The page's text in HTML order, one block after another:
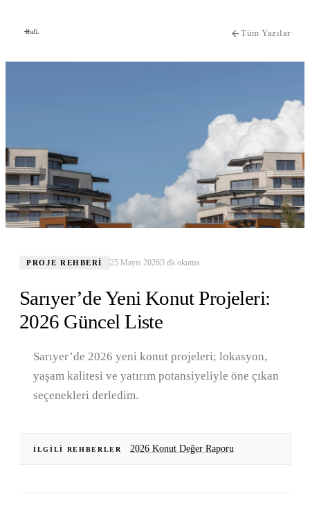
Tüm Yazılar
PROJE REHBERI 25 Mayıs 20263dk okuma
Sarıyer’de Yeni Konut Projeleri:
2026 Güncel Liste
Sarıyer’de 2026 yeni konut projeleri; lokasyon,
yaşam kalitesi ve yatırım potansiyeliyle öne çıkan
seçenekleri derledim.
İLGILI REHBERLER 2026 Konut Değer Raporu